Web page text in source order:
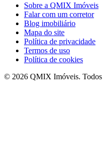
Sobre a QMIX Imóveis
Falar com um corretor
Blog imobiliário
Mapa do site
Política de privacidade
Termos de uso
Política de cookies
© 2026 QMIX Imóveis. Todos